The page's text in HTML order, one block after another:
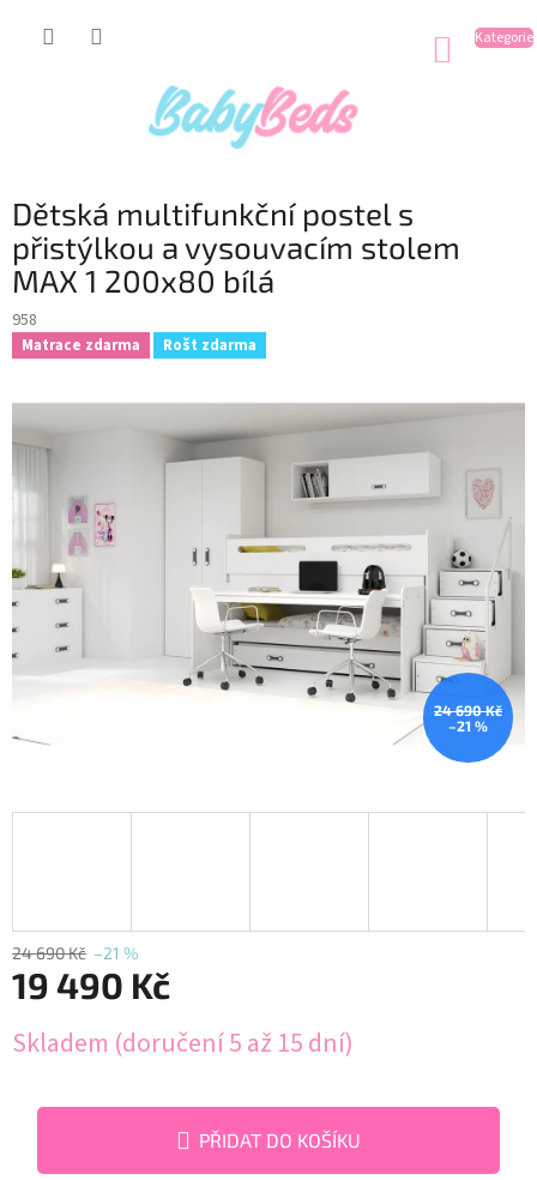
Dětská multifunkční postel s
přistýlkou a vysouvacím stolem
MAX 1 200x80 bílá
958
Matrace zdarma Rošt zdarma
24 690 Kč
–21 %
24 690 Kč –21 %
19 490 Kč
cena:
Skladem (doručení 5 až 15 dní)
PŘIDAT DO KOŠÍKU